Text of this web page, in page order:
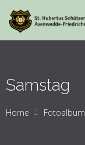
Samstag
Home Fotoalbum